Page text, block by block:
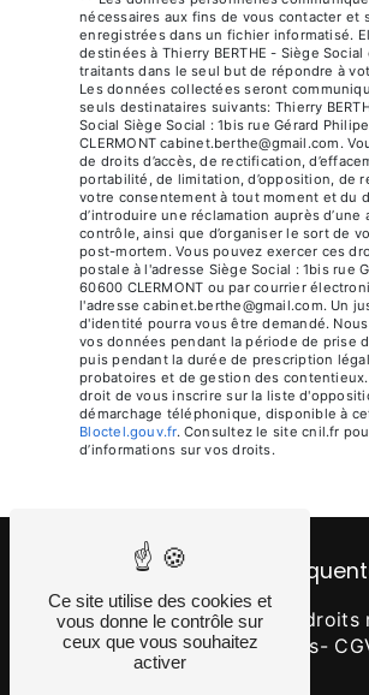
nécessaires aux fins de vous contacter et
enregistrées dans un fichier informatisé.
destinées à Thierry BERTHE - Siège
traitants dans le seul but de répondre à
Les données collectées seront
seuls destinataires suivants: Thierry
Social Siège Social : 1bis rue Gérard
CLERMONT cabinet.berthe@gmail.com.
de droits d’accès, de rectification,
portabilité, de limitation, d’opposition, de
votre consentement à tout moment et du
d’introduire une réclamation auprès d’une
contrôle, ainsi que d’organiser le sort de
post-mortem. Vous pouvez exercer ces
postale à l'adresse Siège Social : 1bis rue
60600 CLERMONT ou par courrier
l'adresse cabinet.berthe@gmail.com. Un
d'identité pourra vous être demandé.
vos données pendant la période de prise
puis pendant la durée de prescription
probatoires et de gestion des contentieux.
droit de vous inscrire sur la liste
démarchage téléphonique, disponible à
Bloctel.gouv.fr. Consultez le site cnil.fr
d’informations sur vos droits.
Recherches
©Vistalid- 2026 - Tous droits
Mentions légales-
Ce site utilise des cookies et
vous donne le contrôle sur
ceux que vous souhaitez
activer